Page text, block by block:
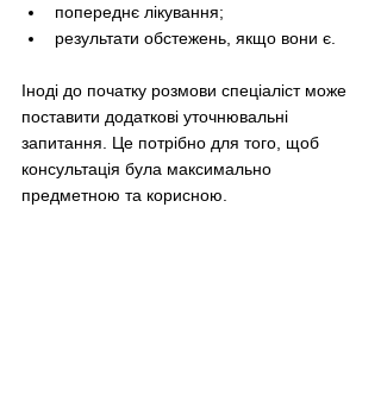
попереднє лікування;
результати обстежень, якщо вони є.
Іноді до початку розмови спеціаліст може
поставити додаткові уточнювальні
запитання. Це потрібно для того, щоб
консультація була максимально
предметною та корисною.